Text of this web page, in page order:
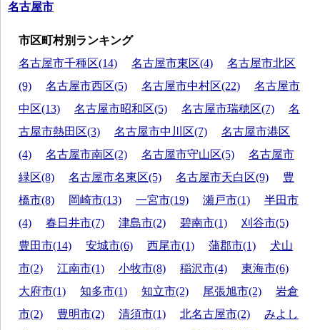
名古屋市
市区町村別ランキング
名古屋市千種区(14)
名古屋市東区(4)
名古屋市北区
(9)
名古屋市西区(5) 名古屋市中村区(22)
名古屋市
中区(13)
名古屋市昭和区(5) 名古屋市瑞穂区(7)
名
古屋市熱田区(3)
名古屋市中川区(7)
名古屋市港区
(4)
名古屋市南区(2) 名古屋市守山区(5)
名古屋市
緑区(8)
名古屋市名東区(5) 名古屋市天白区(9)
豊
橋市(8)
岡崎市(13) 一宮市(19) 瀬戸市(1)
半田市
(4)
春日井市(7) 津島市(2) 碧南市(1)
刈谷市(5)
豊田市(14)
安城市(6) 西尾市(1) 蒲郡市(1)
犬山
市(2)
江南市(1) 小牧市(8) 稲沢市(4)
東海市(6)
大府市(1)
知多市(1) 知立市(2) 尾張旭市(2)
岩倉
市(2)
豊明市(2) 清須市(1) 北名古屋市(2)
みよし